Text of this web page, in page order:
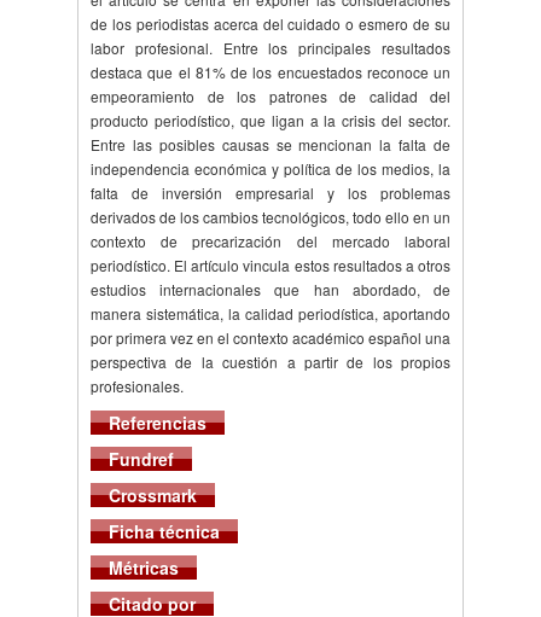
de los periodistas acerca del cuidado o esmero de su
labor profesional. Entre los principales resultados
destaca que el 81% de los encuestados reconoce un
empeoramiento de los patrones de calidad del
producto periodístico, que ligan a la crisis del sector.
Entre las posibles causas se mencionan la falta de
independencia económica y política de los medios, la
falta de inversión empresarial y los problemas
derivados de los cambios tecnológicos, todo ello en un
contexto de precarización del mercado laboral
periodístico. El artículo vincula estos resultados a otros
estudios internacionales que han abordado, de
manera sistemática, la calidad periodística, aportando
por primera vez en el contexto académico español una
perspectiva de la cuestión a partir de los propios
profesionales.
Referencias
Fundref
Crossmark
Ficha técnica
Métricas
Citado por